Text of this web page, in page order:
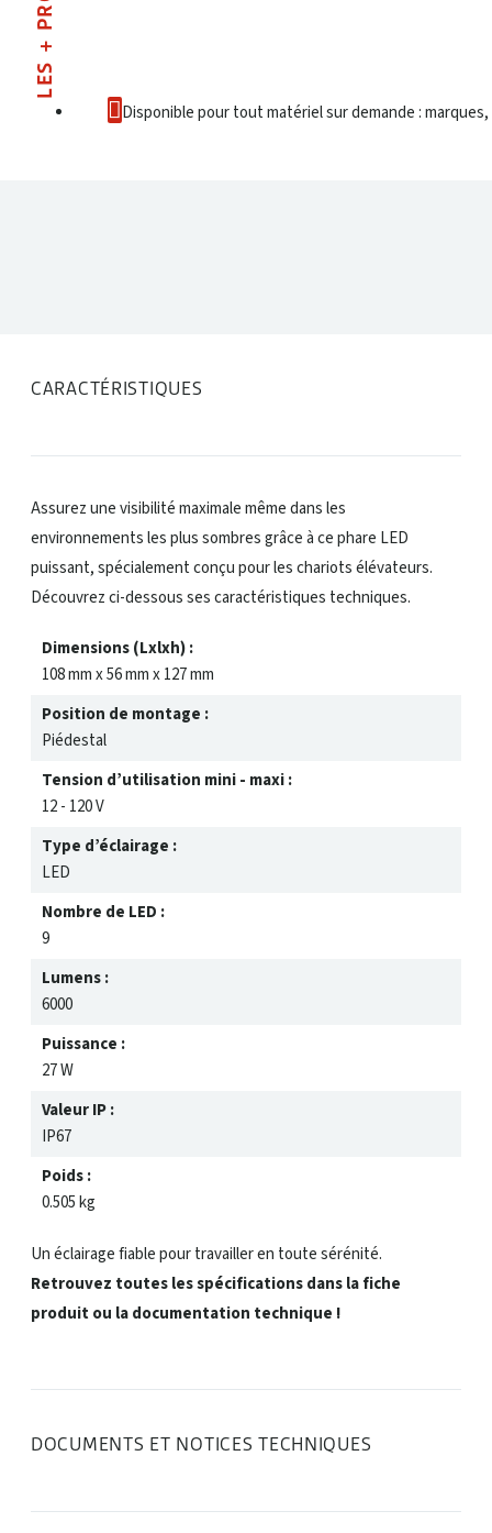
Disponible pour tout matériel sur demande :
CARACTÉRISTIQUES
Assurez une visibilité maximale même dans les
environnements les plus sombres grâce à ce phare LED
puissant, spécialement conçu pour les chariots élévateurs.
Découvrez ci-dessous ses caractéristiques techniques.
Dimensions (Lxlxh) :
108 mm x 56 mm x 127 mm
Position de montage :
Piédestal
Tension d’utilisation mini - maxi :
12 - 120 V
Type d’éclairage :
LED
Nombre de LED :
9
Lumens :
6000
Puissance :
27 W
Valeur IP :
IP67
Poids :
0.505 kg
Un éclairage fiable pour travailler en toute sérénité.
Retrouvez toutes les spécifications dans la fiche
produit ou la documentation technique !
DOCUMENTS ET NOTICES TECHNIQUES